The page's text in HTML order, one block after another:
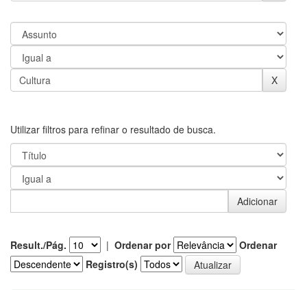
Utilizar filtros para refinar o resultado de busca.
Result./Pág. | Ordenar por
Ordenar
Registro(s)